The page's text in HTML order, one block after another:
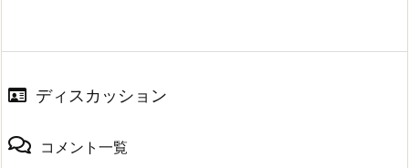
ディスカッション
コメント一覧